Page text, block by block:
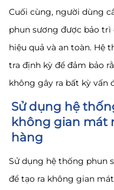
Cuối cùng, người dùng
phun sương được bảo
hiệu quả và an toàn. Hệ
tra định kỳ để đảm bảo
không gây ra bất kỳ vấn
Sử dụng hệ
không gian mát
hàng
Sử dụng hệ thống phun
để tạo ra không gian